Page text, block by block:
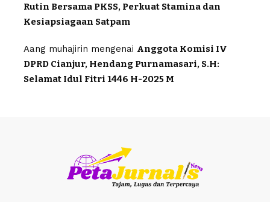
Rutin Bersama PKSS, Perkuat Stamina dan
Kesiapsiagaan Satpam
Aang muhajirin mengenai Anggota Komisi IV
DPRD Cianjur, Hendang Purnamasari, S.H:
Selamat Idul Fitri 1446 H-2025 M